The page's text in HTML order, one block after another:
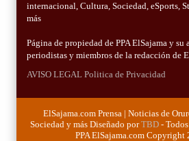
internacional, Cultura, Sociedad, eSports,
más
Página de propiedad de PPA ElSajama y
periodistas y miembros de la redacción de
AVISO LEGAL Politica de Privacidad
ElSajama.com Prensa | Noticias de
Sociedad y más Diseñado porTBD- Todos
PPA ElSajama.com Copyright